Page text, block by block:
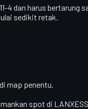
4 dan harus
sedikit retak.
map penentu.
spot di